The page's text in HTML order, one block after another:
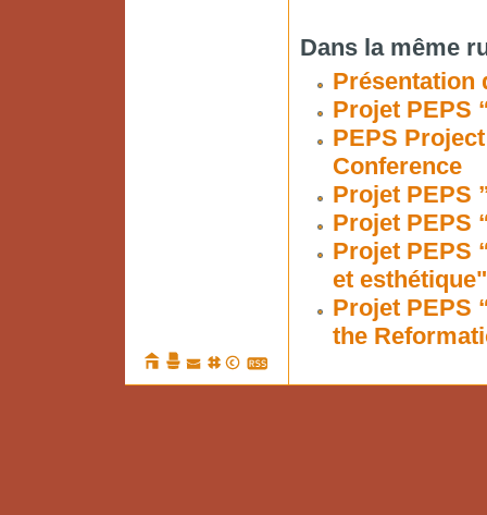
Dans la même
Présentation
Projet PEPS
PEPS
Conference
Projet PEPS
Projet PEPS
Projet PEPS
et esthétique"
Projet PEPS
the